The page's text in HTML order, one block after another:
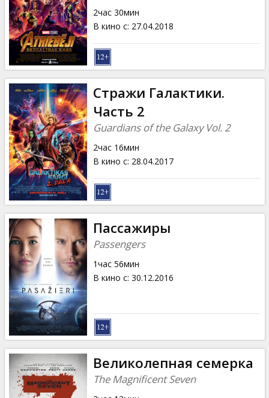
2час 30мин
В кино с: 27.04.2018
Стражи Галактики.
Часть 2
Guardians of the Galaxy Vol. 2
2час 16мин
В кино с: 28.04.2017
Пассажиры
Passengers
1час 56мин
В кино с: 30.12.2016
Великолепная семерка
The Magnificent Seven